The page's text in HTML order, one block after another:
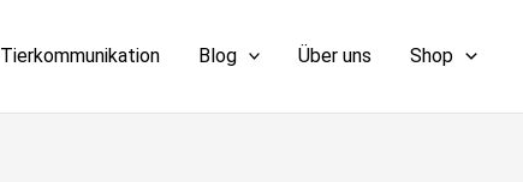
Tierkommunikation Blog Über uns Shop